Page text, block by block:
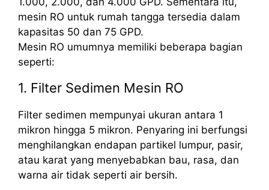
mesin RO untuk rumah tangga tersedia dalam
kapasitas 50 dan 75 GPD.
Mesin RO umumnya memiliki beberapa bagian
seperti:
1. Filter Sedimen Mesin RO
Filter sedimen mempunyai ukuran antara 1
mikron hingga 5 mikron. Penyaring ini berfungsi
menghilangkan endapan partikel lumpur, pasir,
atau karat yang menyebabkan bau, rasa, dan
warna air tidak seperti air bersih.